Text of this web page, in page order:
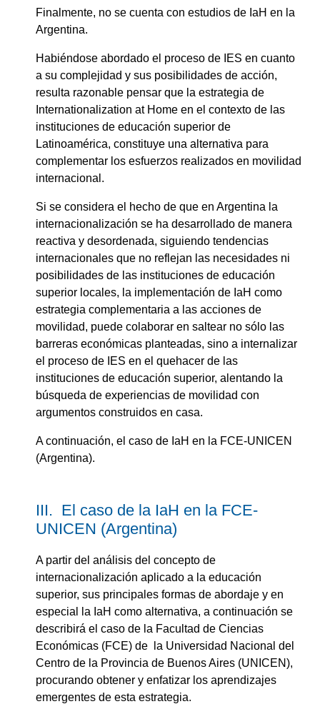
Finalmente, no se cuenta con estudios de IaH en la
Argentina.
Habiéndose abordado el proceso de IES en cuanto
a su complejidad y sus posibilidades de acción,
resulta razonable pensar que la estrategia de
Internationalization at Home en el contexto de las
instituciones de educación superior de
Latinoamérica, constituye una alternativa para
complementar los esfuerzos realizados en movilidad
internacional.
Si se considera el hecho de que en Argentina la
internacionalización se ha desarrollado de manera
reactiva y desordenada, siguiendo tendencias
internacionales que no reflejan las necesidades ni
posibilidades de las instituciones de educación
superior locales, la implementación de IaH como
estrategia complementaria a las acciones de
movilidad, puede colaborar en saltear no sólo las
barreras económicas planteadas, sino a internalizar
el proceso de IES en el quehacer de las
instituciones de educación superior, alentando la
búsqueda de experiencias de movilidad con
argumentos construidos en casa.
A continuación, el caso de IaH en la FCE-UNICEN
(Argentina).
III. El caso de la IaH en la FCE-
UNICEN (Argentina)
A partir del análisis del concepto de
internacionalización aplicado a la educación
superior, sus principales formas de abordaje y en
especial la IaH como alternativa, a continuación se
describirá el caso de la Facultad de Ciencias
Económicas (FCE) de la Universidad Nacional del
Centro de la Provincia de Buenos Aires (UNICEN),
procurando obtener y enfatizar los aprendizajes
emergentes de esta estrategia.